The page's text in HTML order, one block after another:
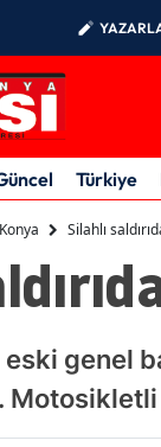
Türkiye
Konya Silahlı
genel